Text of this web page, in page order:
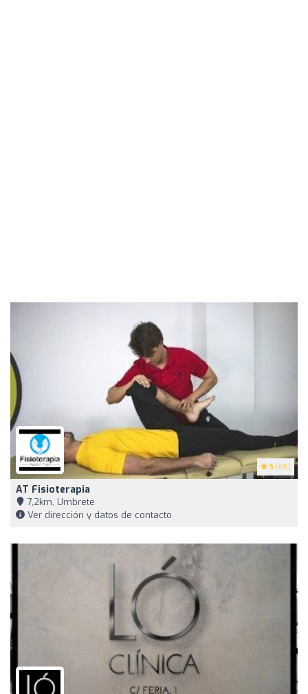
5 (65)
AT Fisioterapia
7,2km, Umbrete
Ver dirección y datos de contacto